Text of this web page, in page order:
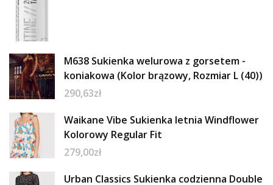
M638 Sukienka welurowa z gorsetem -
koniakowa (Kolor brązowy, Rozmiar L (40))
290,63zł
Waikane Vibe Sukienka letnia Windflower
Kolorowy Regular Fit
279,00zł
Urban Classics Sukienka codzienna Double